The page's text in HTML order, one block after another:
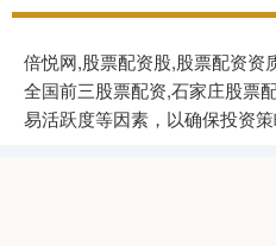
倍悦网,股票配资股,股票配资资
全国前三股票配资,石家庄股票
易活跃度等因素，以确保投资策